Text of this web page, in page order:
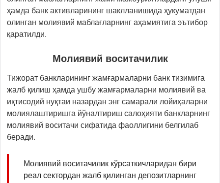
ҳамда банк активларининг шаклланишида ҳукуматдан
олинган молиявий маблағларнинг аҳамиятига эътибор
қаратилди.
Молиявий воситачилик
Тижорат банкларининг жамғармаларни банк тизимига
жалб қилиш ҳамда ушбу жамғармаларни молиявий ва
иқтисодий нуқтаи назардан энг самарали лойиҳаларни
молиялаштиришга йўналтириш салоҳияти банкларнинг
молиявий воситачи сифатида фаоллигини белгилаб
беради.
Молиявий воситачилик кўрсаткичларидан бири
реал сектордан жалб қилинган депозитларнинг